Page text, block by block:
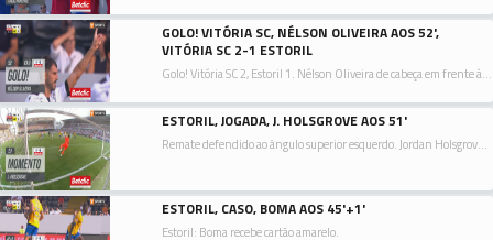
GOLO! VITÓRIA SC, NÉLSON OLIVEIRA AOS 52',
VITÓRIA SC 2-1 ESTORIL
Golo! Vitória SC 2, Estoril 1. Nélson Oliveira de cabeça em frente à baliza ao lado inferior direito da baliza. Assistência de Tomás Händel com um cruzamento para a área.
ESTORIL, JOGADA, J. HOLSGROVE AOS 51'
Remate defendido ao ângulo superior esquerdo. Jordan Holsgrove remate com o pé esquerdo de fora da área. Assistência de Rafik Guitane.
ESTORIL, CASO, BOMA AOS 45'+1'
Estoril: Boma recebe cartão amarelo.